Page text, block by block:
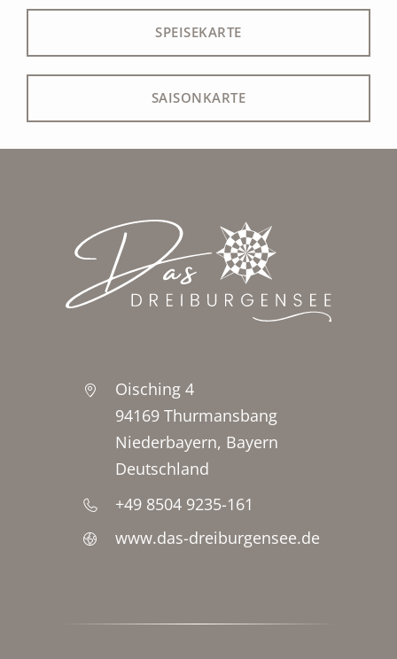
SPEISEKARTE
SAISONKARTE
Oisching 4
94169 Thurmansbang
Niederbayern, Bayern
Deutschland
+49 8504 9235-161
www.das-dreiburgensee.de